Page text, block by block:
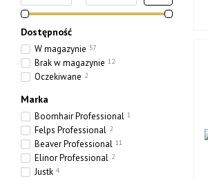
Dostępność
W magazynie 57
Brak w magazynie 12
Oczekiwane 2
Marka
Boomhair Professional 1
Felps Professional 2
Beaver Professional 11
Elinor Professional 2
Justk 4